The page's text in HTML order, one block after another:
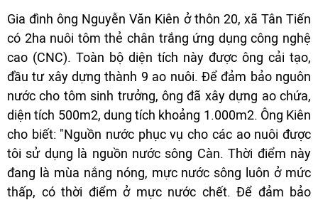
Gia đình ông Nguyễn Văn Kiên ở thôn 20, xã Tân Tiến
có 2ha nuôi tôm thẻ chân trắng ứng dụng công nghệ
cao (CNC). Toàn bộ diện tích này được ông cải tạo,
đầu tư xây dựng thành 9 ao nuôi. Để đảm bảo nguôn
nước cho tôm sinh trưởng, ông đã xây dựng ao chứa,
diện tích 500m2, dung tích khoảng 1.000m2. Ông Kiên
cho biết: "Nguồn nước phục vụ cho các ao nuôi được
tôi sử dụng là nguồn nước sông Càn. Thời điểm này
đang là mùa nắng nóng, mực nước sông luôn ở mức
thấp, có thời điểm ở mực nước chết. Để đảm bảo